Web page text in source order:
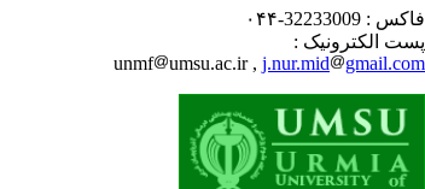
فاکس : 32233009-۰۴۴
پست الکترونیک :
unmf
umsu.ac.ir , j.nur.mid gmail.com